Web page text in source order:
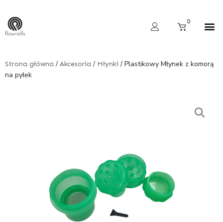
content
0
Cart
Strona główna / Akcesoria / Młynki / Plastikowy Młynek z komorą
na pyłek